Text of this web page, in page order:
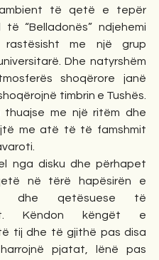
të qetë e tepër
të “Belladonës” ndjehemi
me një grup
Dhe natyrshëm
shoqërore janë
timbrin e Tushës.
thuajse me një ritëm dhe
me atë të të famshmit
nga disku dhe përhapet
në tërë hapësirën e
dhe qetësuese të
Këndon këngët e
tij dhe të gjithë pas disa
pjatat, lënë pas